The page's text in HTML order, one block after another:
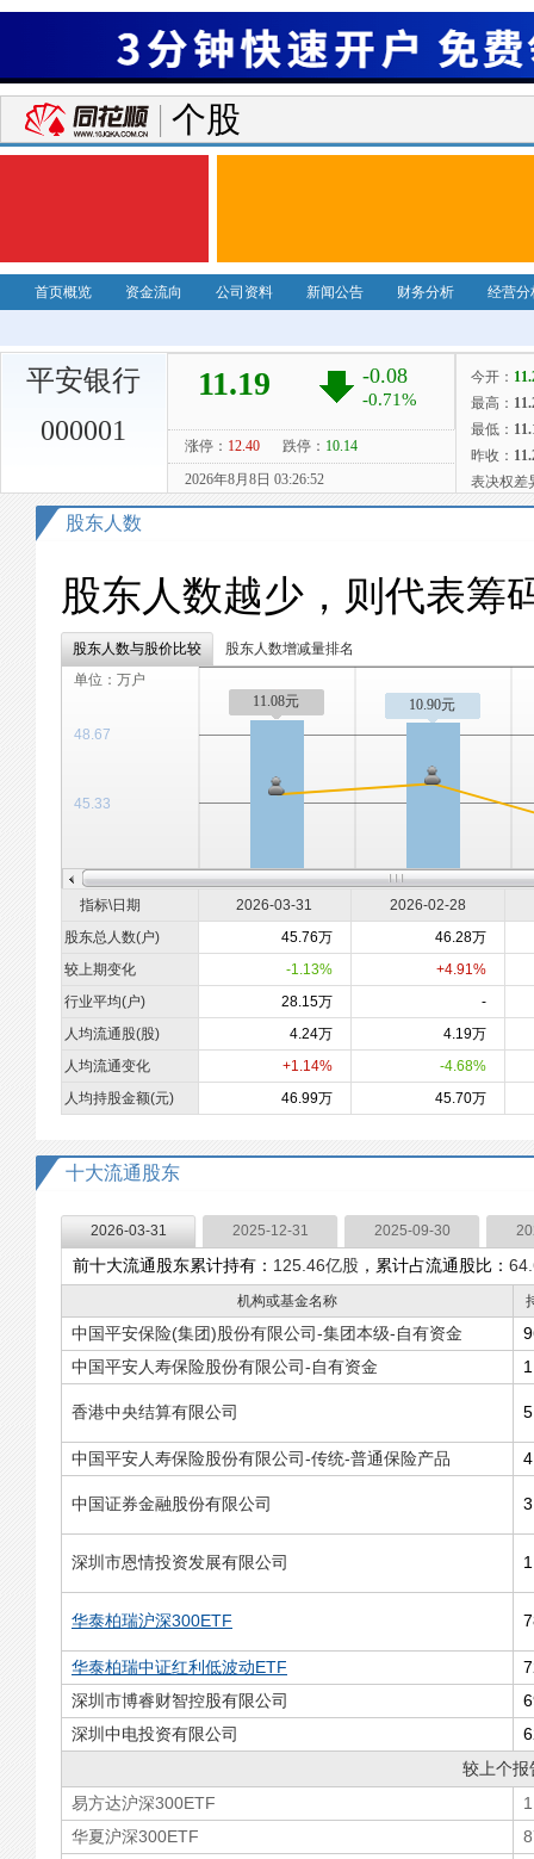
个股
首页概览 资金流向 公司资料 新闻公告 财务分析 经营分
平安银行
000001